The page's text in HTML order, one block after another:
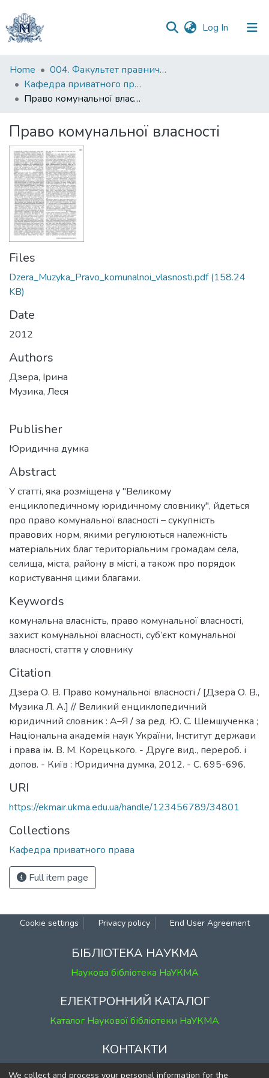
Log In (current)
Statistics
Home
004. Факультет правничих наук
Кафедра приватного права
Право комунальної власності
Право комунальної власності
Files
Dzera_Muzyka_Pravo_komunalnoi_vlasnosti.pdf(158.24
KB)
Date
2012
Authors
Дзера, Ірина
Музика, Леся
Publisher
Юридична думка
Abstract
У статті, яка розміщена у "Великому
енциклопедичному юридичному словнику", йдеться
про право комунальної власності – сукупність
правових норм, якими регулюються належність
матеріальних благ територіальним громадам села,
селища, міста, району в місті, а також про порядок
користування цими благами.
Keywords
комунальна власність, право комунальної власності,
захист комунальної власності, суб’єкт комунальної
власності, стаття у словнику
Citation
Дзера О. В. Право комунальної власності / [Дзера О. В.,
Музика Л. А.] // Великий енциклопедичний
юридичний словник : А–Я / за ред. Ю. С. Шемшученка ;
Національна академія наук України, Інститут держави
і права ім. В. М. Корецького. - Друге вид., перероб. і
допов. - Київ : Юридична думка, 2012. - С. 695-696.
URI
https://ekmair.ukma.edu.ua/handle/123456789/34801
Collections
Кафедра приватного права
Full item page
Cookie settings Privacy policy End User Agreement
БІБЛІОТЕКА НАУКМА
Наукова бібліотека НаУКМА
ЕЛЕКТРОННИЙ КАТАЛОГ
Каталог Наукової бібліотеки НаУКМА
КОНТАКТИ
м. Київ, вул. Григорія Сковороди, 2
We collect and process your personal information for the